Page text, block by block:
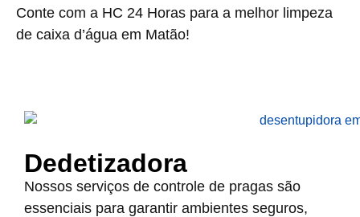
Conte com a HC 24 Horas para a melhor limpeza
de caixa d’água em Matão!
Dedetizadora
Nossos serviços de controle de pragas são
essenciais para garantir ambientes seguros,